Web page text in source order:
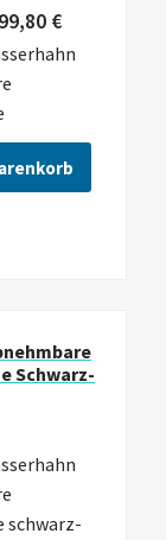
€
Schwarz-
schwarz-